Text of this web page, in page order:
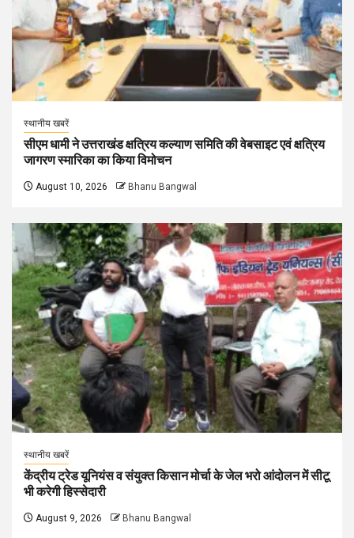
स्थानीय खबरें
सीएम धामी ने उत्तराखंड क्षत्रिय कल्याण समिति की वेबसाइट एवं क्षत्रिय
जागरण स्मारिका का किया विमोचन
August 10, 2026 Bhanu Bangwal
स्थानीय खबरें
केंद्रीय ट्रेड यूनियंस व संयुक्त किसान मोर्चा के जेल भरो आंदोलन में सीटू
भी करेगी हिस्सेदारी
August 9, 2026 Bhanu Bangwal